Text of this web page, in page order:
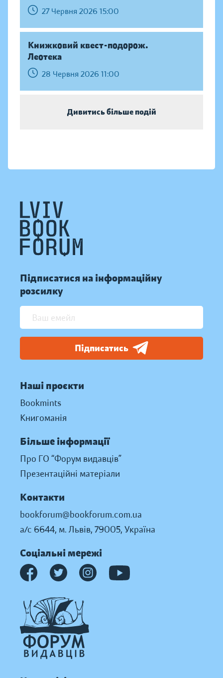
27 Червня 2026 15:00
Книжковий квест-подорож.
Леотека
28 Червня 2026 11:00
Дивитись більше подій
Підписатися на інформаційну
розсилку
Підписатись
Наші проєкти
Bookmints
Книгоманія
Більше інформації
Про ГО “Форум видавців”
Презентаційні матеріали
Контакти
bookforum@bookforum.com.ua
а/с 6644, м. Львів, 79005, Україна
Соціальні мережі